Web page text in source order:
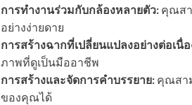
การทำงานร่วมกับกล้องหลายตัว: คุณสา
อย่างง่ายดาย
การสร้างฉากที่เปลี่ยนแปลงอย่างต่อเนื่
ภาพที่ดูเป็นมืออาชีพ
การสร้างและจัดการคำบรรยาย: คุณสา
ของคุณได้